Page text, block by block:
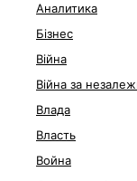
Аналитика
Бізнес
Війна
Війна за
Влада
Власть
Война